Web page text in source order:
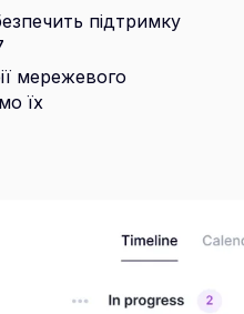
підтримку
мережевого
їх